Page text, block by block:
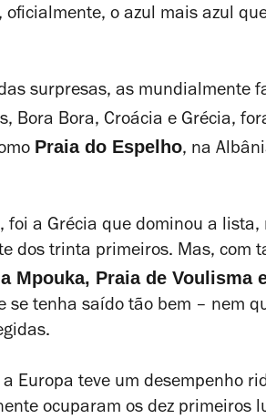
oficialmente, o azul mais azul
surpresas, as mundialmente
Bora Bora, Croácia e Grécia,
Praia do Espelho, na
foi a Grécia que dominou a
dos trinta primeiros. Mas, com
Mpouka, Praia de Voulisma
se tenha saído tão bem – nem
Europa teve um desempenho
ocuparam os dez primeiros